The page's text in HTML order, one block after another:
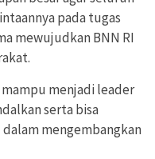
pada tugas
mewujudkan BNN RI
menjadi leader
serta bisa
mengembangkan